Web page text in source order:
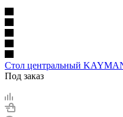
Стол центральный
Под заказ